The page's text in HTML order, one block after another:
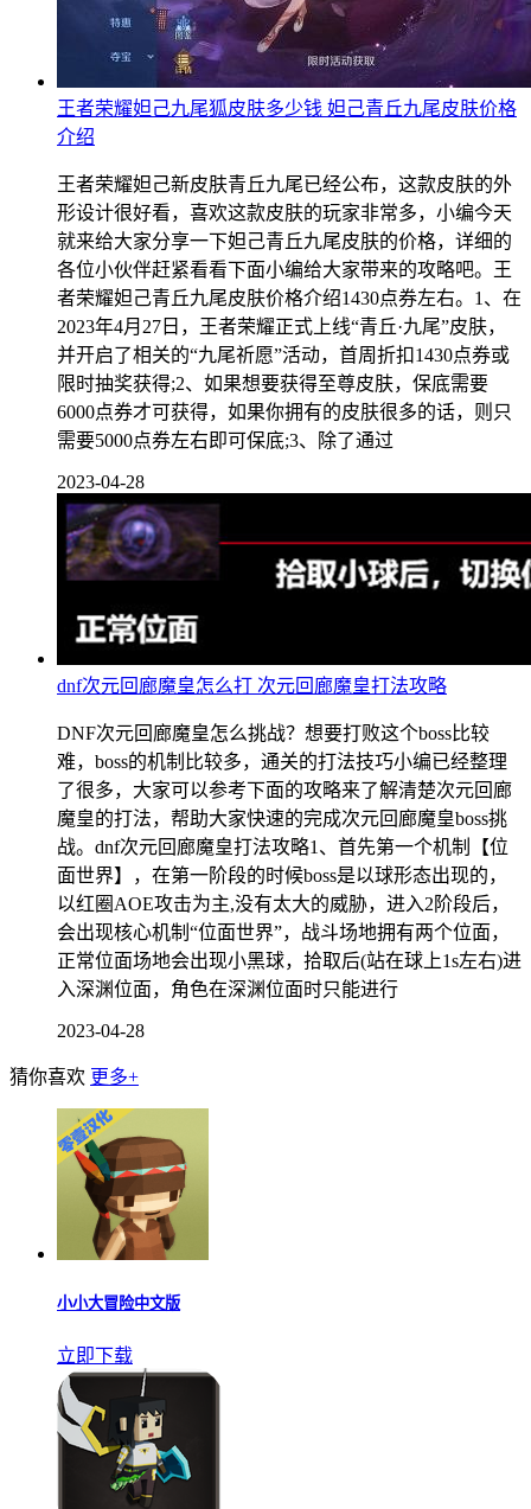
王者荣耀妲己九尾狐皮肤多少钱 妲己青丘九尾皮肤价格
介绍
王者荣耀妲己新皮肤青丘九尾已经公布，这款皮肤的外
形设计很好看，喜欢这款皮肤的玩家非常多，小编今天
就来给大家分享一下妲己青丘九尾皮肤的价格，详细的
各位小伙伴赶紧看看下面小编给大家带来的攻略吧。王
者荣耀妲己青丘九尾皮肤价格介绍1430点券左右。1、在
2023年4月27日，王者荣耀正式上线“青丘·九尾”皮肤，
并开启了相关的“九尾祈愿”活动，首周折扣1430点券或
限时抽奖获得;2、如果想要获得至尊皮肤，保底需要
6000点券才可获得，如果你拥有的皮肤很多的话，则只
需要5000点券左右即可保底;3、除了通过
2023-04-28
dnf次元回廊魔皇怎么打 次元回廊魔皇打法攻略
DNF次元回廊魔皇怎么挑战？想要打败这个boss比较
难，boss的机制比较多，通关的打法技巧小编已经整理
了很多，大家可以参考下面的攻略来了解清楚次元回廊
魔皇的打法，帮助大家快速的完成次元回廊魔皇boss挑
战。dnf次元回廊魔皇打法攻略1、首先第一个机制【位
面世界】，在第一阶段的时候boss是以球形态出现的，
以红圈AOE攻击为主,没有太大的威胁，进入2阶段后，
会出现核心机制“位面世界”，战斗场地拥有两个位面，
正常位面场地会出现小黑球，拾取后(站在球上1s左右)进
入深渊位面，角色在深渊位面时只能进行
2023-04-28
猜你喜欢 更多+
小小大冒险中文版
立即下载